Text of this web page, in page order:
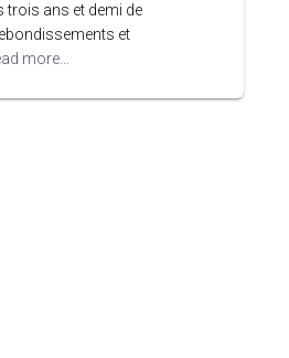
trois ans et demi de
et
more…